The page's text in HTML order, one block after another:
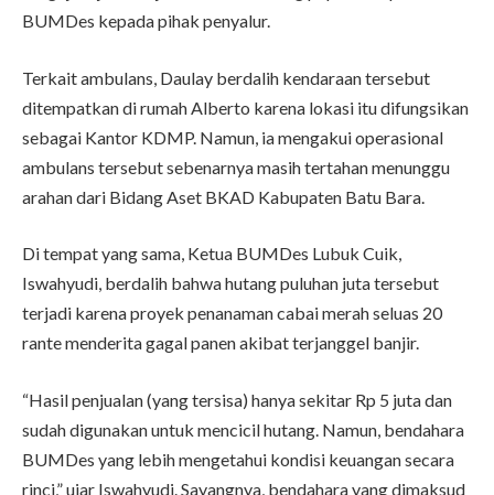
BUMDes kepada pihak penyalur.
Terkait ambulans, Daulay berdalih kendaraan tersebut
ditempatkan di rumah Alberto karena lokasi itu difungsikan
sebagai Kantor KDMP. Namun, ia mengakui operasional
ambulans tersebut sebenarnya masih tertahan menunggu
arahan dari Bidang Aset BKAD Kabupaten Batu Bara.
Di tempat yang sama, Ketua BUMDes Lubuk Cuik,
Iswahyudi, berdalih bahwa hutang puluhan juta tersebut
terjadi karena proyek penanaman cabai merah seluas 20
rante menderita gagal panen akibat terjanggel banjir.
“Hasil penjualan (yang tersisa) hanya sekitar Rp 5 juta dan
sudah digunakan untuk mencicil hutang. Namun, bendahara
BUMDes yang lebih mengetahui kondisi keuangan secara
rinci,” ujar Iswahyudi. Sayangnya, bendahara yang dimaksud